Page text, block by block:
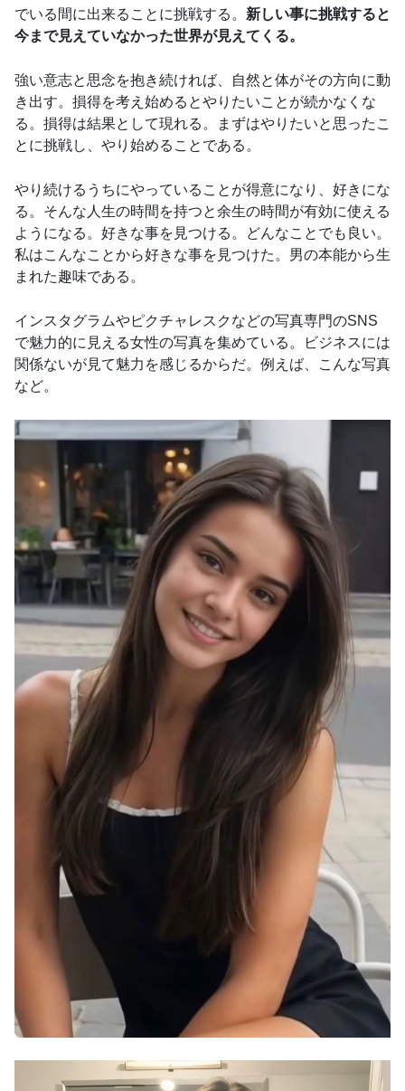
でいる間に出来ることに挑戦する。 新しい事に挑戦すると
今まで見えていなかった世界が見えてくる。
強い意志と思念を抱き続ければ、自然と体がその方向に動
き出す。損得を考え始めるとやりたいことが続かなくな
る。損得は結果として現れる。まずはやりたいと思ったこ
とに挑戦し、やり始めることである。
やり続けるうちにやっていることが得意になり、好きにな
る。そんな人生の時間を持つと余生の時間が有効に使える
ようになる。好きな事を見つける。どんなことでも良い。
私はこんなことから好きな事を見つけた。男の本能から生
まれた趣味である。
インスタグラムやピクチャレスクなどの写真専門のSNS
で魅力的に見える女性の写真を集めている。ビジネスには
関係ないが見て魅力を感じるからだ。例えば、こんな写真
など。